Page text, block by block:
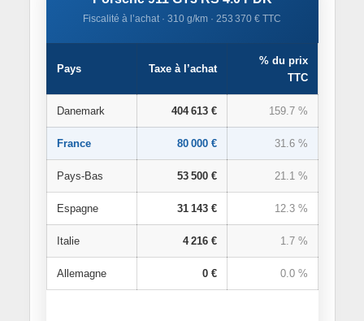
Fiscalité à l’achat · 310 g/km · 253 370 € TTC
Pays Taxe à l’achat
% du prix
TTC
Danemark 404 613 € 159.7 %
France 80 000 € 31.6 %
Pays-Bas 53 500 € 21.1 %
Espagne 31 143 € 12.3 %
Italie 4 216 € 1.7 %
Allemagne 0 € 0.0 %